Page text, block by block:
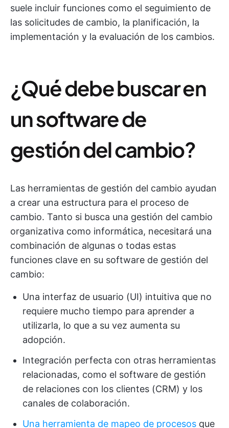
suele incluir funciones como el seguimiento de
las solicitudes de cambio, la planificación, la
implementación y la evaluación de los cambios.
¿Qué debe buscar en
un software de
gestión del cambio?
Las herramientas de gestión del cambio ayudan
a crear una estructura para el proceso de
cambio. Tanto si busca una gestión del cambio
organizativa como informática, necesitará una
combinación de algunas o todas estas
funciones clave en su software de gestión del
cambio:
Una interfaz de usuario (UI) intuitiva que no
requiere mucho tiempo para aprender a
utilizarla, lo que a su vez aumenta su
adopción.
Integración perfecta con otras herramientas
relacionadas, como el software de gestión
de relaciones con los clientes (CRM) y los
canales de colaboración.
Una herramienta de mapeo de procesos que